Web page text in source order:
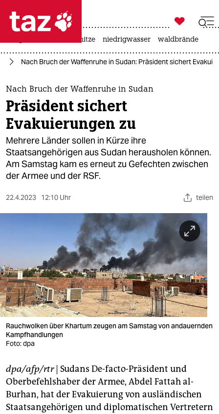
 taz zahl ich
taz zahl ich
themen
politik
öko
gesellschaft
kultur
sport
wahrheit
verlag
verlag
veranstaltungen
shop
fragen & hilfe
unterstützen
abo

taz zahl ich
hitze niedrigwasser waldbrände
Nach Bruch der Waffenruhe in Sudan: Präsident sichert
Nach Bruch der Waffenruhe in Sudan
Präsident sichert
Evakuierungen zu
Mehrere Länder sollen in Kürze ihre
Staatsangehörigen aus Sudan herausholen können.
Am Samstag kam es erneut zu Gefechten zwischen
der Armee und der RSF.
22.4.2023 12:10 Uhr teilen
Rauchwolken über Khartum zeugen am Samstag von andauernden
Kampfhandlungen
Foto: dpa
dpa/afp/rtr| Sudans De-facto-Präsident und
Oberbefehlshaber der Armee, Abdel Fattah al-
Burhan, hat der Evakuierung von ausländischen
Staatsangehörigen und diplomatischen Vertretern